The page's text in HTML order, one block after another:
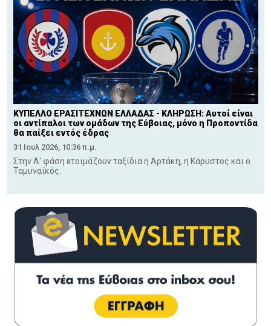
ΚΥΠΕΛΛΟ ΕΡΑΣΙΤΕΧΝΩΝ ΕΛΛΑΔΑΣ - ΚΛΗΡΩΣΗ: Αυτοί είναι
οι αντίπαλοι των ομάδων της Εύβοιας, μόνο η Προποντίδα
θα παίξει εντός έδρας
31 Ιουλ 2026, 10:36 π.μ.
Στην Α' φάση ετοιμάζουν ταξίδια η Αρτάκη, η Κάρυστος και ο
Ταμυναϊκός.